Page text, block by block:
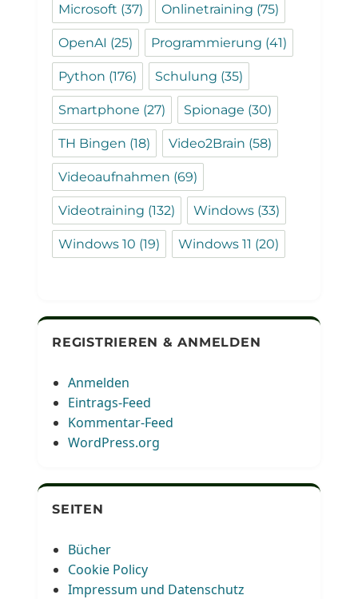
Microsoft (37) Onlinetraining (75)
OpenAI (25) Programmierung (41)
Python (176) Schulung (35)
Smartphone (27) Spionage (30)
TH Bingen (18) Video2Brain (58)
Videoaufnahmen (69)
Videotraining (132) Windows (33)
Windows 10 (19) Windows 11 (20)
REGISTRIEREN & ANMELDEN
Anmelden
Eintrags-Feed
Kommentar-Feed
WordPress.org
SEITEN
Bücher
Cookie Policy
Impressum und Datenschutz